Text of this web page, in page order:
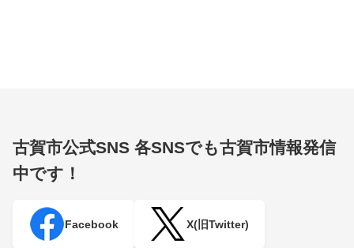
古賀市公式SNS 各SNSでも古賀市情報発信
中です！
Facebook X(旧Twitter)